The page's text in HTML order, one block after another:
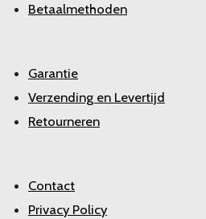
Betaalmethoden
Garantie
Verzending en Levertijd
Retourneren
Contact
Privacy Policy